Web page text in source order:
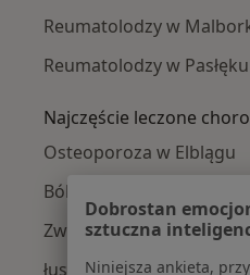
Reumatolodzy w
Reumatolodzy w Pasłęku
Najczęście leczone
Osteoporoza w Elblągu
Bóle stawów w Elblągu
Zwyrodnienie stawów w
łuszczycowe zapalenie
Dobrostan
sztuczna
Niniejsza ankieta,